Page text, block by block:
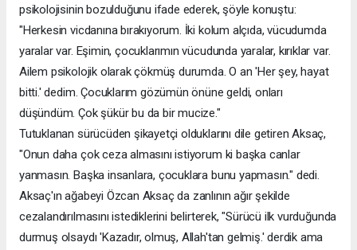
psikolojisinin bozulduğunu ifade ederek, şöyle konuştu:
"Herkesin vicdanına bırakıyorum. İki kolum alçıda, vücudumda
yaralar var. Eşimin, çocuklarımın vücudunda yaralar, kırıklar var.
Ailem psikolojik olarak çökmüş durumda. O an 'Her şey, hayat
bitti.' dedim. Çocuklarım gözümün önüne geldi, onları
düşündüm. Çok şükür bu da bir mucize."
Tutuklanan sürücüden şikayetçi olduklarını dile getiren Aksaç,
"Onun daha çok ceza almasını istiyorum ki başka canlar
yanmasın. Başka insanlara, çocuklara bunu yapmasın." dedi.
Aksaç'ın ağabeyi Özcan Aksaç da zanlının ağır şekilde
cezalandırılmasını istediklerini belirterek, "Sürücü ilk vurduğunda
durmuş olsaydı 'Kazadır, olmuş, Allah'tan gelmiş.' derdik ama